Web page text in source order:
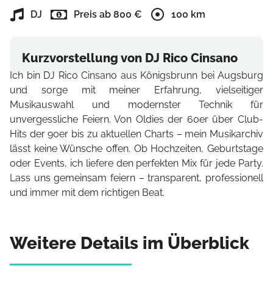
DJ Preis ab 800 € 100 km
Kurzvorstellung von DJ Rico Cinsano
Ich bin DJ Rico Cinsano aus Königsbrunn bei Augsburg
und sorge mit meiner Erfahrung, vielseitiger
Musikauswahl und modernster Technik für
unvergessliche Feiern. Von Oldies der 60er über Club-
Hits der 90er bis zu aktuellen Charts – mein Musikarchiv
lässt keine Wünsche offen. Ob Hochzeiten, Geburtstage
oder Events, ich liefere den perfekten Mix für jede Party.
Lass uns gemeinsam feiern – transparent, professionell
und immer mit dem richtigen Beat.
Weitere Details im Überblick